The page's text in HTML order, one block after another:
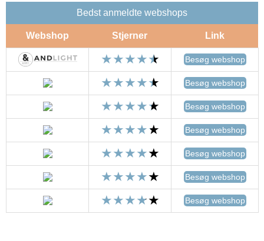
Bedst anmeldte webshops
Webshop Stjerner Link
Besøg webshop
Besøg webshop
Besøg webshop
Besøg webshop
Besøg webshop
Besøg webshop
Besøg webshop